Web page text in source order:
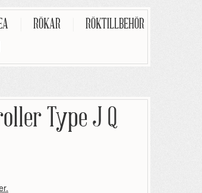
RÖKAR
RÖKTILLBEHÖR
Type J Q